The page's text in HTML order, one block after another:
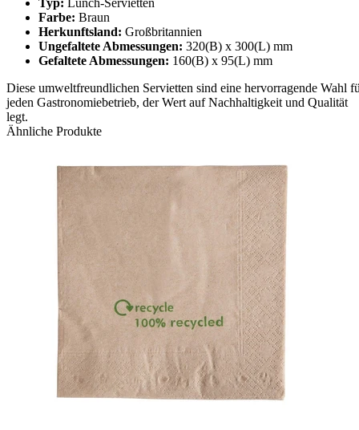
Farbe: Braun
Herkunftsland: Großbritannien
Ungefaltete Abmessungen: 320(B) x 300(L) mm
Gefaltete Abmessungen: 160(B) x 95(L) mm
Diese umweltfreundlichen Servietten sind eine hervorragende Wahl
jeden Gastronomiebetrieb, der Wert auf Nachhaltigkeit und Qualität
legt.
Ähnliche Produkte